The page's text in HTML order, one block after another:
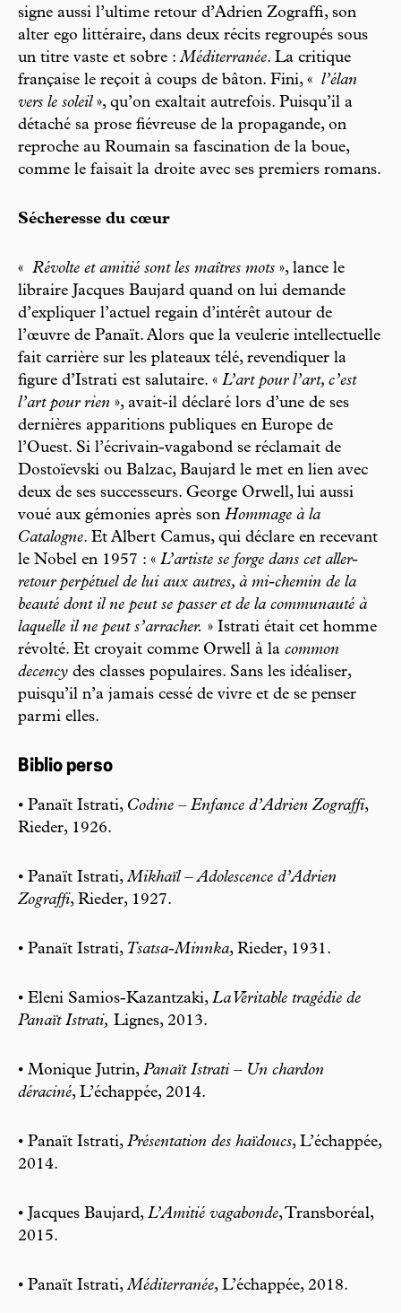
signe aussi l’ultime retour d’Adrien Zograffi, son
alter ego littéraire, dans deux récits regroupés sous
un titre vaste et sobre :Méditerranée. La critique
française le reçoit à coups de bâton. Fini, « l’élan
vers le soleil», qu’on exaltait autrefois. Puisqu’il a
détaché sa prose fiévreuse de la propagande, on
reproche au Roumain sa fascination de la boue,
comme le faisait la droite avec ses premiers romans.
Sécheresse du cœur
« Révolte et amitié sont les maîtres mots », lance le
libraire Jacques Baujard quand on lui demande
d’expliquer l’actuel regain d’intérêt autour de
l’œuvre de Panaït. Alors que la veulerie intellectuelle
fait carrière sur les plateaux télé, revendiquer la
figure d’Istrati est salutaire. « L’art pour l’art, c’est
l’art pour rien », avait-il déclaré lors d’une de ses
dernières apparitions publiques en Europe de
l’Ouest. Si l’écrivain-vagabond se réclamait de
Dostoïevski ou Balzac, Baujard le met en lien avec
deux de ses successeurs. George Orwell, lui aussi
voué aux gémonies après son Hommage à la
Catalogne. Et Albert Camus, qui déclare en recevant
le Nobel en 1957 : « L’artiste se forge dans cet aller-
retour perpétuel de lui aux autres, à mi-chemin de la
beauté dont il ne peut se passer et de la communauté à
laquelle il ne peut s’arracher. » Istrati était cet homme
révolté. Et croyait comme Orwell à la common
decency des classes populaires. Sans les idéaliser,
puisqu’il n’a jamais cessé de vivre et de se penser
parmi elles.
Biblio perso
• Panaït Istrati, Codine – Enfance d’Adrien Zograffi,
Rieder, 1926.
• Panaït Istrati,Mikhaïl – Adolescence d’Adrien
Zograffi, Rieder, 1927.
• Panaït Istrati, Tsatsa-Minnka, Rieder, 1931.
• Eleni Samios-Kazantzaki, La Véritable tragédie de
Panaït Istrati, Lignes, 2013.
• Monique Jutrin, Panaït Istrati – Un chardon
déraciné, L’échappée, 2014.
• Panaït Istrati, Présentation des haïdoucs, L’échappée,
2014.
• Jacques Baujard, L’Amitié vagabonde, Transboréal,
2015.
• Panaït Istrati,Méditerranée, L’échappée, 2018.